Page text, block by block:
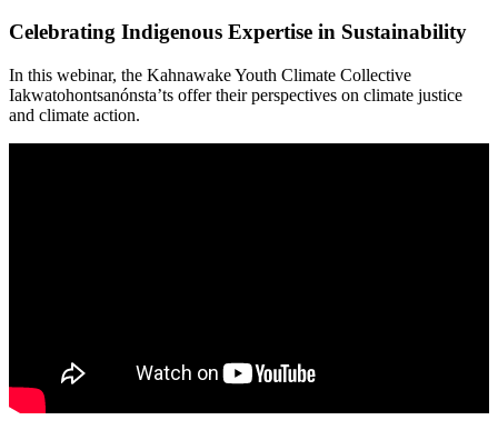
Celebrating Indigenous Expertise in Sustainability
In this webinar, the Kahnawake Youth Climate Collective
Iakwatohontsanónsta’ts offer their perspectives on climate justice
and climate action.